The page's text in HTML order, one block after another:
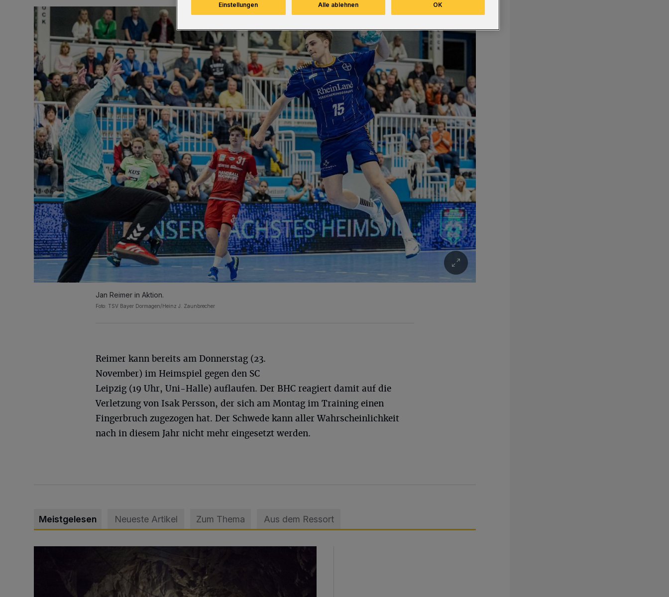
Jan Reimer in Aktion.
Foto: TSV Bayer Dormagen/Heinz J. Zaunbrecher
Reimer kann bereits am Donnerstag (23.
November) im Heimspiel gegen den SC
Leipzig (19 Uhr, Uni-Halle) auflaufen. Der BHC reagiert damit auf die
Verletzung von Isak Persson, der sich am Montag im Training einen
Fingerbruch zugezogen hat. Der Schwede kann aller Wahrscheinlichkeit
nach in diesem Jahr nicht mehr eingesetzt werden.
Meistgelesen Neueste Artikel Zum Thema Aus dem Ressort
Einstellungen Alle ablehnen OK